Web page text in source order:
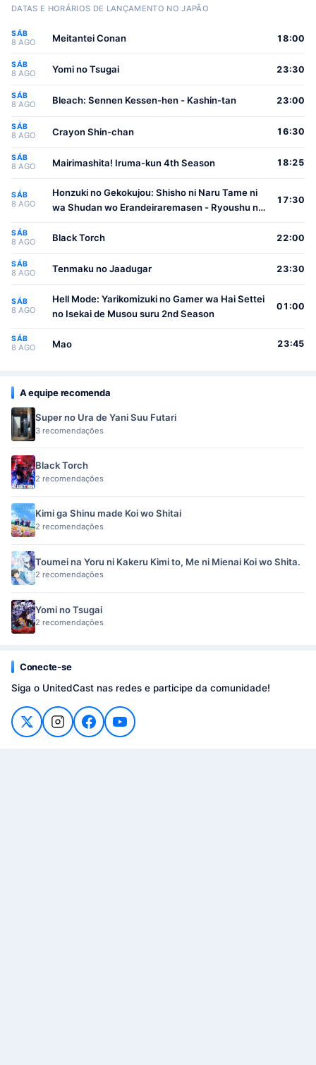
DATAS E HORÁRIOS DE LANÇAMENTO NO JAPÃO
SÁB
8 AGO Meitantei Conan 18:00
SÁB
8 AGO Yomi no Tsugai 23:30
SÁB
8 AGO Bleach: Sennen Kessen-hen - Kashin-tan 23:00
SÁB
8 AGO Crayon Shin-chan 16:30
SÁB
8 AGO Mairimashita! Iruma-kun 4th Season 18:25
SÁB
8 AGO
Honzuki no Gekokujou: Shisho ni Naru Tame ni
wa Shudan wo Erandeiraremasen - Ryoushu no
17:30
SÁB
8 AGO Black Torch 22:00
SÁB
8 AGO Tenmaku no Jaadugar 23:30
SÁB
8 AGO
Hell Mode: Yarikomizuki no Gamer wa Hai Settei
no Isekai de Musou suru 2nd Season
01:00
SÁB
8 AGO Mao 23:45
A equipe recomenda
Super no Ura de Yani Suu Futari
3 recomendações
Black Torch
2 recomendações
Kimi ga Shinu made Koi wo Shitai
2 recomendações
Toumei na Yoru ni Kakeru Kimi to, Me ni Mienai Koi wo Shita.
2 recomendações
Yomi no Tsugai
2 recomendações
Conecte-se
Siga o UnitedCast nas redes e participe da comunidade!